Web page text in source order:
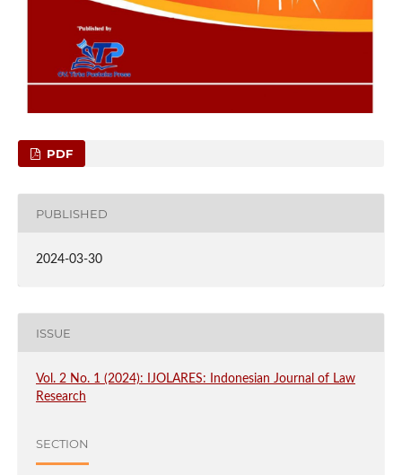
PDF
PUBLISHED
2024-03-30
ISSUE
Vol. 2 No. 1 (2024): IJOLARES: Indonesian Journal of Law
Research
SECTION